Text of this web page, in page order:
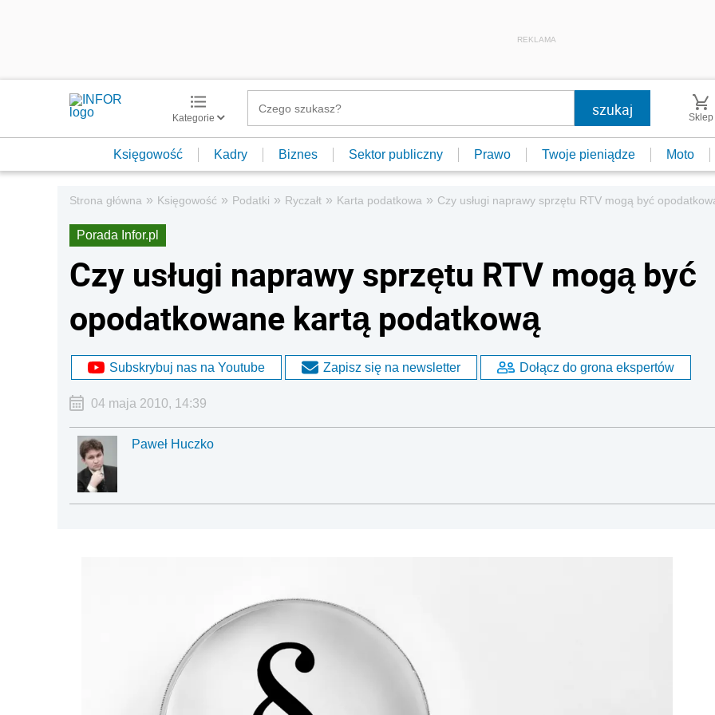
REKLAMA
Kategorie Sklep
Księgowość Kadry Biznes Sektor publiczny Prawo Twoje pieniądze Moto
Strona główna » Księgowość » Podatki » Ryczałt » Karta podatkowa » Czy usługi naprawy sprzętu RTV mogą być
Porada Infor.pl
Czy usługi naprawy sprzętu RTV mogą być
opodatkowane kartą podatkową
Subskrybuj nas na Youtube Zapisz się na newsletter Dołącz do grona ekspertów
04 maja 2010, 14:39
Paweł Huczko